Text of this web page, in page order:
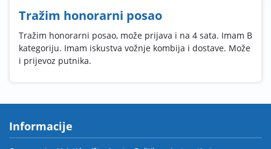
Tražim honorarni posao
Tražim honorarni posao, može prijava i na 4 sata. Imam B
kategoriju. Imam iskustva vožnje kombija i dostave. Može
i prijevoz putnika.
Informacije